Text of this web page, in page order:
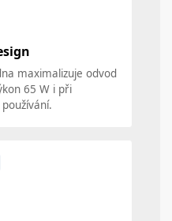
maximalizuje odvod
65 W i při